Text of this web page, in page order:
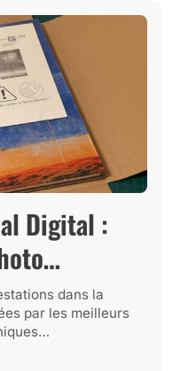
Digital :
(35% de
dans la
par les meilleurs